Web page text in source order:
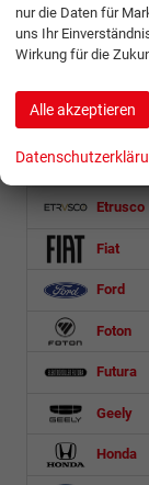
Citroën
Dacia
DS
Etrusco
Fiat
Ford
Foton
Futura
Geely
Honda
nur die Daten für
uns Ihr
Wirkung für die
Alle akzeptieren